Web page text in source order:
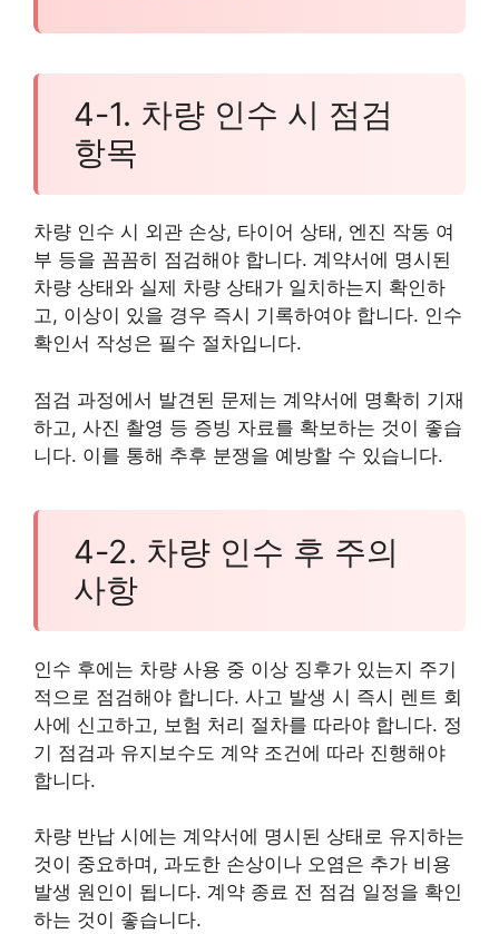
4-1. 차량 인수 시 점검
항목
차량 인수 시 외관 손상, 타이어 상태, 엔진 작동 여
부 등을 꼼꼼히 점검해야 합니다. 계약서에 명시된
차량 상태와 실제 차량 상태가 일치하는지 확인하
고, 이상이 있을 경우 즉시 기록하여야 합니다. 인수
확인서 작성은 필수 절차입니다.
점검 과정에서 발견된 문제는 계약서에 명확히 기재
하고, 사진 촬영 등 증빙 자료를 확보하는 것이 좋습
니다. 이를 통해 추후 분쟁을 예방할 수 있습니다.
4-2. 차량 인수 후 주의
사항
인수 후에는 차량 사용 중 이상 징후가 있는지 주기
적으로 점검해야 합니다. 사고 발생 시 즉시 렌트 회
사에 신고하고, 보험 처리 절차를 따라야 합니다. 정
기 점검과 유지보수도 계약 조건에 따라 진행해야
합니다.
차량 반납 시에는 계약서에 명시된 상태로 유지하는
것이 중요하며, 과도한 손상이나 오염은 추가 비용
발생 원인이 됩니다. 계약 종료 전 점검 일정을 확인
하는 것이 좋습니다.